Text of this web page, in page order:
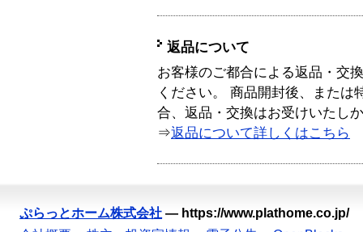
返品について
お客様のご都合による返品・交
ください。 商品開封後、または
合、返品・交換はお受けいたし
⇒返品について詳しくはこちら
ぷらっとホーム株式会社 — https://www.plathome.co.jp/